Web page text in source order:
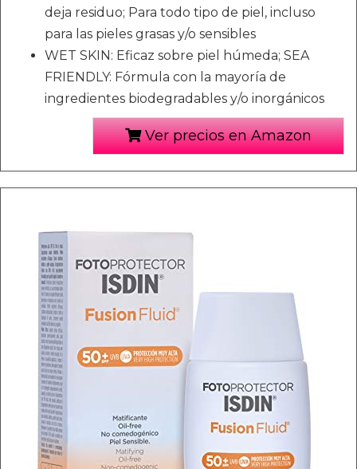
deja residuo; Para todo tipo de piel, incluso
para las pieles grasas y/o sensibles
WET SKIN: Eficaz sobre piel húmeda; SEA
FRIENDLY: Fórmula con la mayoría de
ingredientes biodegradables y/o inorgánicos
Ver precios en Amazon